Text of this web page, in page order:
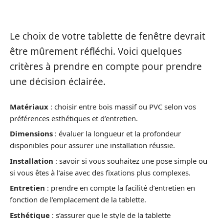
Le choix de votre tablette de fenêtre devrait
être mûrement réfléchi. Voici quelques
critères à prendre en compte pour prendre
une décision éclairée.
Matériaux : choisir entre bois massif ou PVC selon vos
préférences esthétiques et d’entretien.
Dimensions : évaluer la longueur et la profondeur
disponibles pour assurer une installation réussie.
Installation : savoir si vous souhaitez une pose simple ou
si vous êtes à l’aise avec des fixations plus complexes.
Entretien : prendre en compte la facilité d’entretien en
fonction de l’emplacement de la tablette.
Esthétique : s’assurer que le style de la tablette